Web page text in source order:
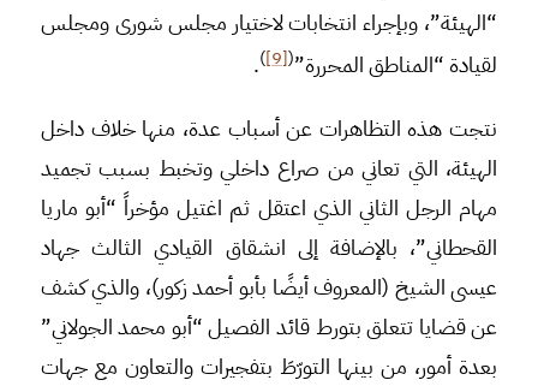
“الهيئة”، وبإجراء انتخابات لاختيار مجلس شورى ومجلس
لقيادة “المناطق المحررة”(
[9]
)
.
نتجت هذه التظاهرات عن أسباب عدة، منها خلاف داخل
الهيئة، التي تعاني من صراع داخلي وتخبط بسبب تجميد
مهام الرجل الثاني الذي اعتقل ثم اغتيل مؤخراً “أبو ماريا
القحطاني”، بالإضافة إلى انشقاق القيادي الثالث جهاد
عيسى الشيخ (المعروف أيضًا بأبو أحمد زكور)، والذي كشف
عن قضايا تتعلق بتورط قائد الفصيل “أبو محمد الجولاني”
بعدة أمور، من بينها التورّطَ بتفجيرات والتعاون مع جهات